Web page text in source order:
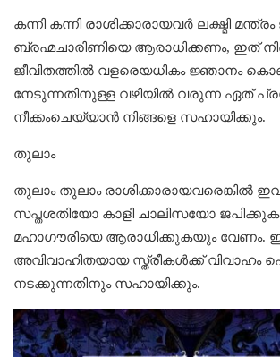
കന്നി കന്നി രാശിക്കാരായവര്‍ ലക്ഷ്മി
ബ്രഹ്മചാരിണിയെ ആരാധിക്കണം, ഇത്
ജീവിതത്തില്‍ വളരെയധികം ജ്ഞാനം
നേടുന്നതിനുള്ള വഴിയില്‍ വരുന്ന ഏത്
നീക്കംചെയ്യാന്‍ നിങ്ങളെ സഹായിക്കും.
തുലാം
തുലാം തുലാം രാശിക്കാരായവരെങ്കില്‍
സപ്തശതിയോ കാളി ചാലിസയോ
മഹാഗൗരിയെ ആരാധിക്കുകയും വേണം.
അവിവാഹിതയായ സ്ത്രീകൾക്ക് വിവാഹം
നടക്കുന്നതിനും സഹായിക്കും.